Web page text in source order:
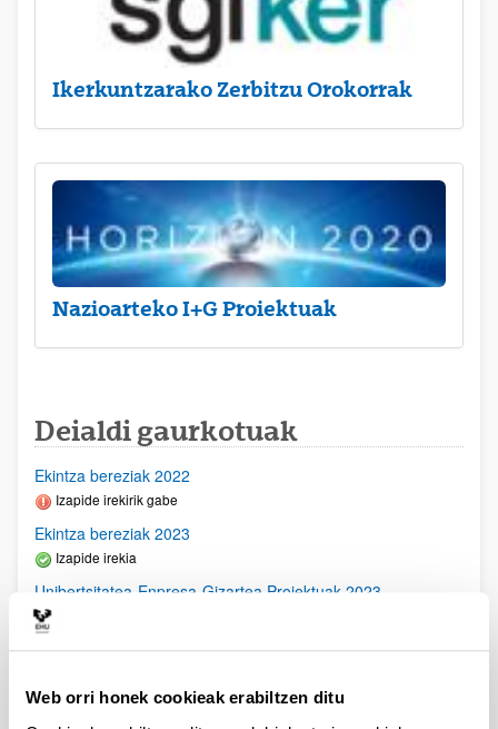
Web orri honek cookieak erabiltzen ditu
Ikerkuntzarako Zerbitzu Orokorrak
Nazioarteko I+G Proiektuak
Deialdi gaurkotuak
Ekintza bereziak 2022
Izapide irekirik gabe
Ekintza bereziak 2023
Izapide irekia
Unibertsitatea-Enpresa-Gizartea Proiektuak 2023
2023/11/16- Behin betiko ebazpena argitaratu egin da-
2023/09/22 Emandako eta ukatutako Behin Behineko
Ebazpena argitaratu egin da2023/07/14 Ebaluaziorako